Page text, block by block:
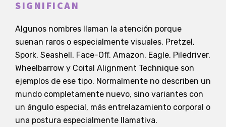
SIGNIFICAN
Algunos nombres llaman la atención porque
suenan raros o especialmente visuales. Pretzel,
Spork, Seashell, Face-Off, Amazon, Eagle, Piledriver,
Wheelbarrow y Coital Alignment Technique son
ejemplos de ese tipo. Normalmente no describen un
mundo completamente nuevo, sino variantes con
un ángulo especial, más entrelazamiento corporal o
una postura especialmente llamativa.